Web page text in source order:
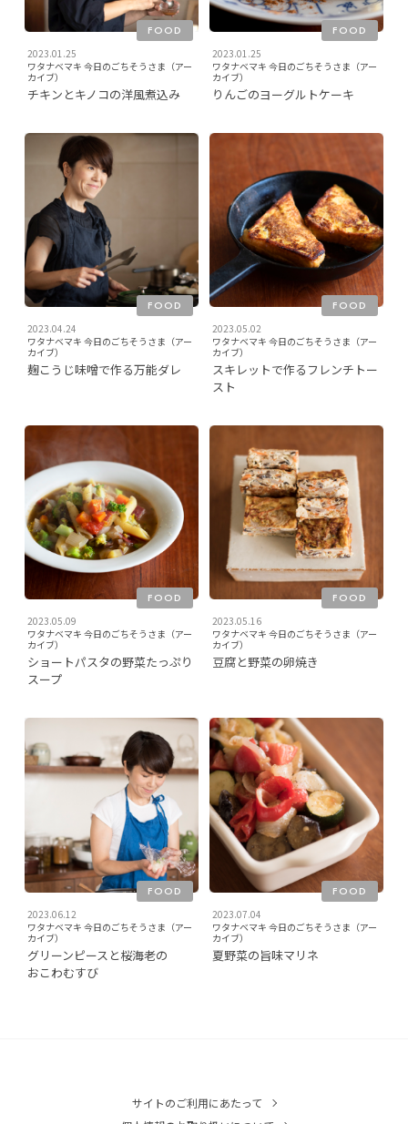
2023.01.25
FOOD
ワタナベマキ 今日のごちそうさま（アー
カイブ）
チキンとキノコの洋風煮込み
2023.01.25
FOOD
ワタナベマキ 今日のごちそうさま（アー
カイブ）
りんごのヨーグルトケーキ
2023.04.24
FOOD
ワタナベマキ 今日のごちそうさま（アー
カイブ）
麹こうじ味噌で作る万能ダレ
2023.05.02
FOOD
ワタナベマキ 今日のごちそうさま（アー
カイブ）
スキレットで作るフレンチトー
スト
2023.05.09
FOOD
ワタナベマキ 今日のごちそうさま（アー
カイブ）
ショートパスタの野菜たっぷり
スープ
2023.05.16
FOOD
ワタナベマキ 今日のごちそうさま（アー
カイブ）
豆腐と野菜の卵焼き
2023.06.12
FOOD
ワタナベマキ 今日のごちそうさま（アー
カイブ）
グリーンピースと桜海老の
おこわむすび
2023.07.04
FOOD
ワタナベマキ 今日のごちそうさま（アー
カイブ）
夏野菜の旨味マリネ
サイトのご利用にあたって